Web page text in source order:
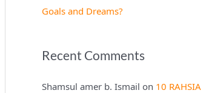
Goals and Dreams?
Recent Comments
Shamsul amer b. Ismail on 10 RAHSIA